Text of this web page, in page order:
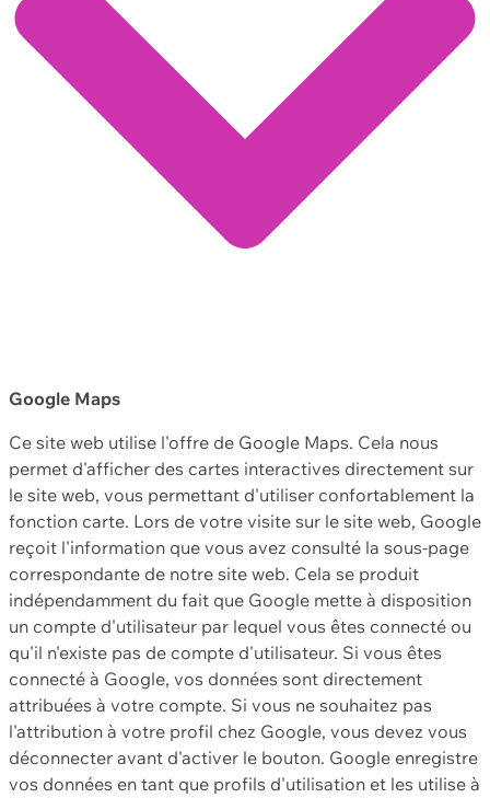
Google Maps
Ce site web utilise l'offre de Google Maps. Cela nous
permet d'afficher des cartes interactives directement sur
le site web, vous permettant d'utiliser confortablement la
fonction carte. Lors de votre visite sur le site web, Google
reçoit l'information que vous avez consulté la sous-page
correspondante de notre site web. Cela se produit
indépendamment du fait que Google mette à disposition
un compte d'utilisateur par lequel vous êtes connecté ou
qu'il n'existe pas de compte d'utilisateur. Si vous êtes
connecté à Google, vos données sont directement
attribuées à votre compte. Si vous ne souhaitez pas
l'attribution à votre profil chez Google, vous devez vous
déconnecter avant d'activer le bouton. Google enregistre
vos données en tant que profils d'utilisation et les utilise à